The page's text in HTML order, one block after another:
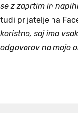
se z zaprtim in
tudi prijatelje na
koristno, saj ima
odgovorov na mojo